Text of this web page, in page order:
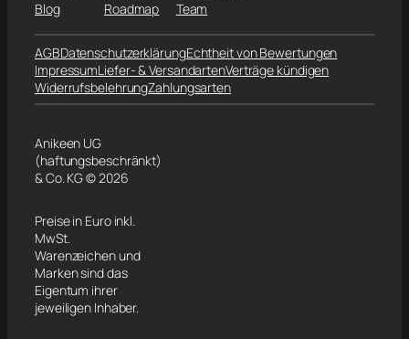
Blog
Roadmap
Team
AGBDatenschutzerklärungEchtheit von Bewertungen
ImpressumLiefer- & VersandartenVerträge kündigen
WiderrufsbelehrungZahlungsarten
Anikeen UG
(haftungsbeschränkt)
& Co. KG © 2026
Preise in Euro inkl.
MwSt.
Warenzeichen und
Marken sind das
Eigentum ihrer
jeweiligen Inhaber.